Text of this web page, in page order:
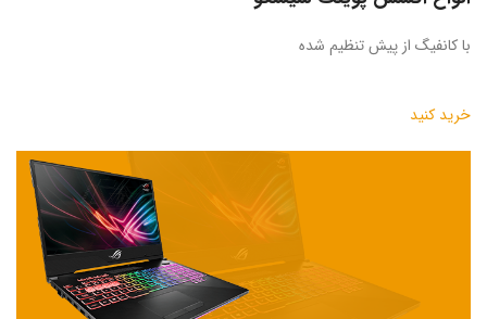
با کانفیگ از پیش تنظیم شده
خرید کنید